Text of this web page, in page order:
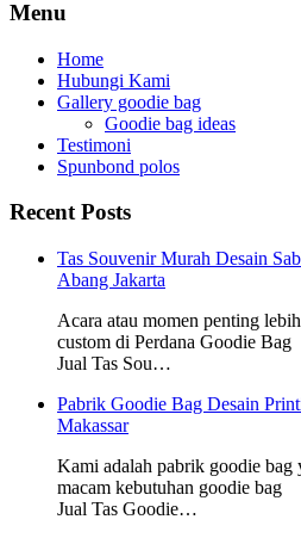
Menu
Home
Hubungi Kami
Gallery goodie bag
Goodie bag ideas
Testimoni
Spunbond polos
Recent Posts
Tas Souvenir Murah Desain
Abang Jakarta
Acara atau momen penting
custom di Perdana Goodie Bag
Jual Tas Sou…
Pabrik Goodie Bag Desain
Makassar
Kami adalah pabrik goodie bag
macam kebutuhan goodie bag
Jual Tas Goodie…